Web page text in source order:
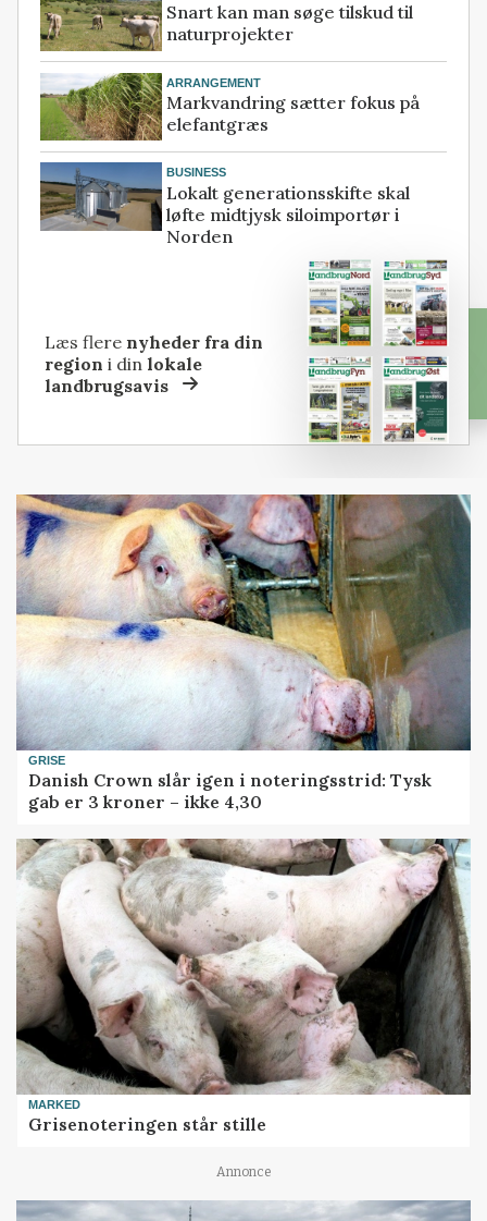
Snart kan man søge tilskud til
naturprojekter
ARRANGEMENT
Markvandring sætter fokus på
elefantgræs
BUSINESS
Lokalt generationsskifte skal
løfte midtjysk siloimportør i
Norden
Læs flere nyheder fra din
region i dinlokale
landbrugsavis
GRISE
Danish Crown slår igen i noteringsstrid: Tysk
gab er 3 kroner – ikke 4,30
MARKED
Grisenoteringen står stille
Annonce